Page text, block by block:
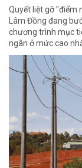
Quyết liệt gỡ "điểm
Lâm Đồng đang
chương trình mục
ngân ở mức cao